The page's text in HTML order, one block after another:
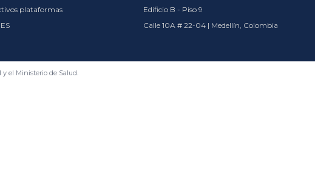
plataformas
Edificio B - Piso 9
Calle 10A # 22-04 | Medellín, Colombia
el Ministerio de Salud.